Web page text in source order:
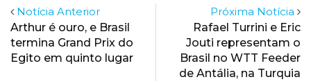
Notícia Anterior
Arthur é ouro, e Brasil
termina Grand Prix do
Egito em quinto lugar
Próxima Notícia
Rafael Turrini e Eric
Jouti representam o
Brasil no WTT Feeder
de Antália, na Turquia